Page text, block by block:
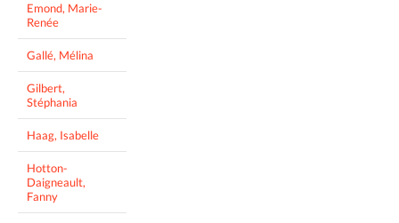
Emond, Marie-
Renée
Gallé, Mélina
Gilbert,
Stéphania
Haag, Isabelle
Hotton-
Daigneault,
Fanny